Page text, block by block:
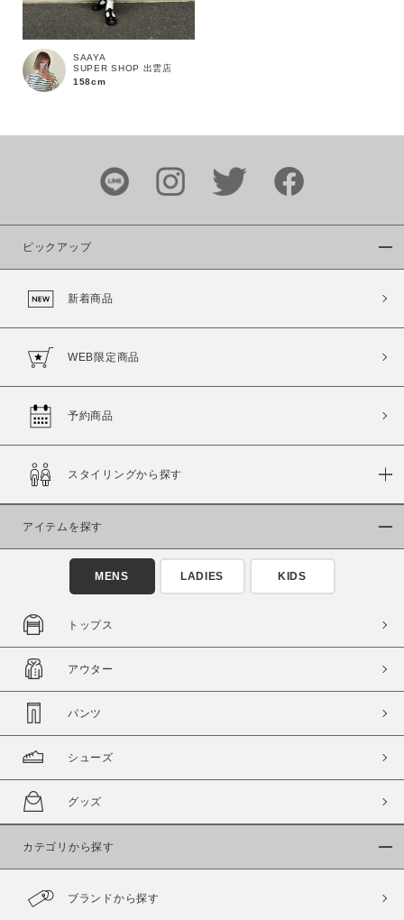
通常商品
この条件で絞り込む
SAAYA
SUPER SHOP 出雲店
158cm
ピックアップ
新着商品
WEB限定商品
予約商品
スタイリングから探す
アイテムを探す
MENS LADIES KIDS
トップス
アウター
パンツ
シューズ
グッズ
カテゴリから探す
ブランドから探す